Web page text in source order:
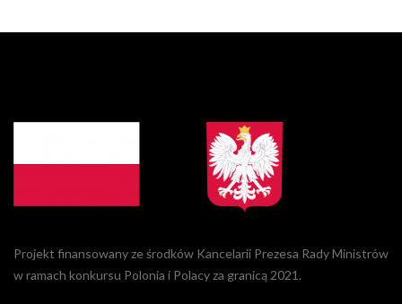
Projekt finansowany ze środków Kancelarii Prezesa Rady Ministrów
w ramach konkursu Polonia i Polacy za granicą 2021.